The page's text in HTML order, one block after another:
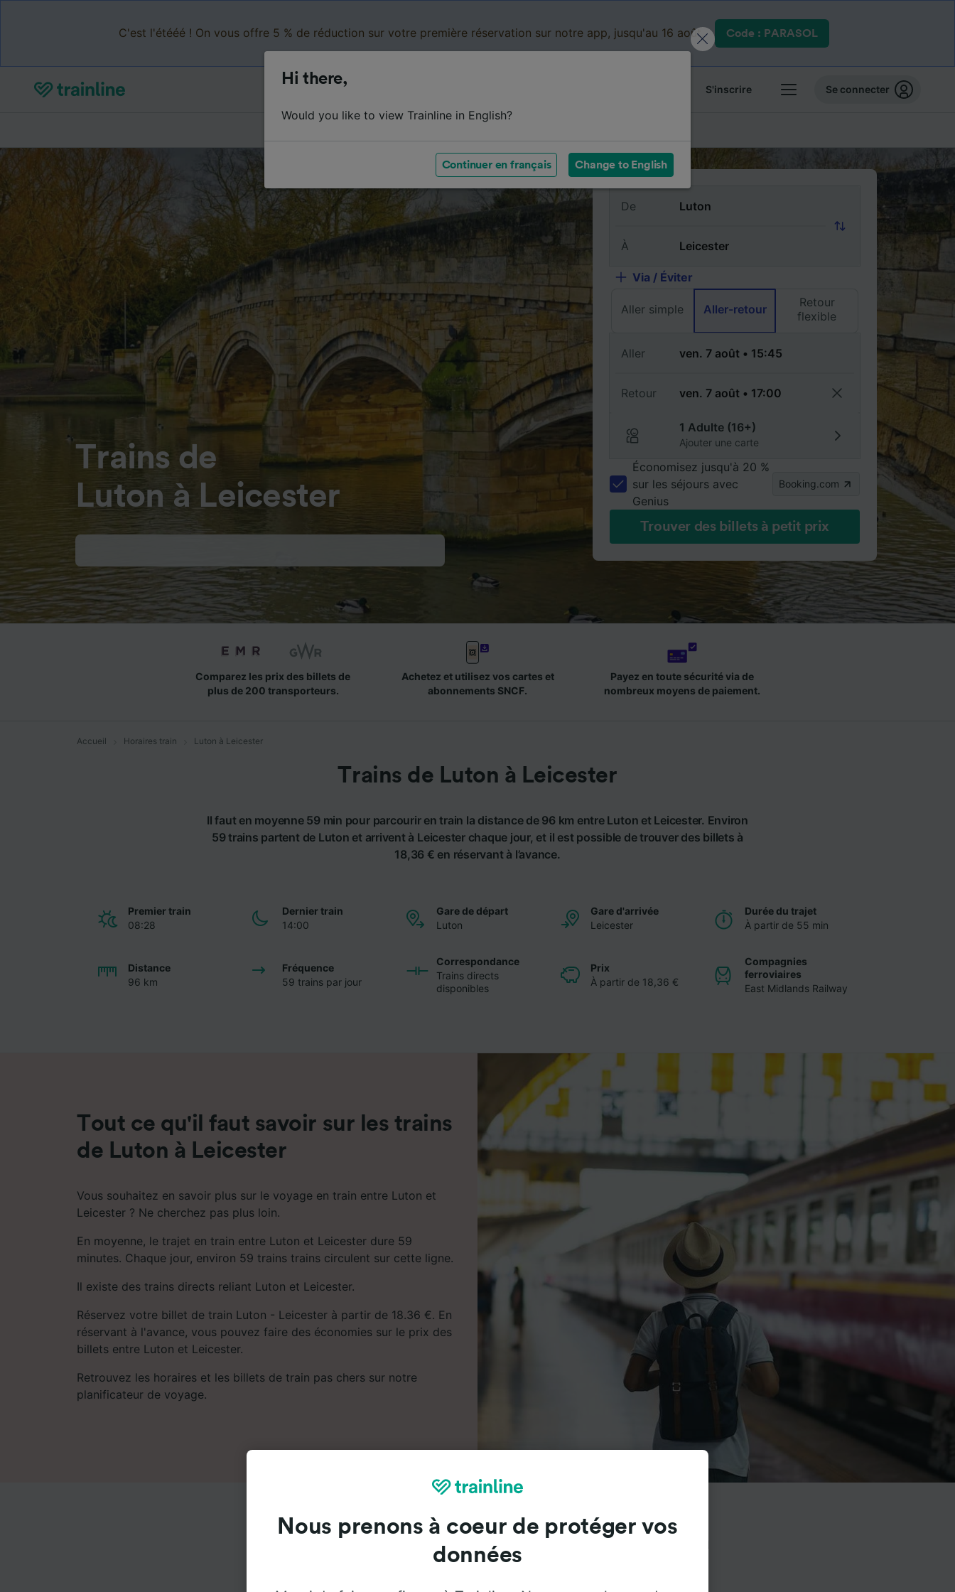
C'est l'étééé ! On vous offre 5 % de réduction sur votre première réservation sur notre app, jusqu'au 16 août. Code : PARASOL
S'inscrire Se connecter
Trains de
Luton à Leicester
De
À
Via / Éviter
Aller simple Aller-retour
Retour
flexible
Aller
Retour
1 Adulte (16+)
Ajouter une carte
Économisez jusqu'à 20 %
sur les séjours avec
Genius
Booking.com
Trouver des billets à petit prix
Comparez les prix des billets de
plus de 200 transporteurs.
Achetez et utilisez vos cartes et
abonnements SNCF.
Payez en toute sécurité via de
nombreux moyens de paiement.
Accueil Horaires train Luton à Leicester
Trains de Luton à Leicester
Il faut en moyenne 59 min pour parcourir en train la distance de 96 km entre Luton et Leicester. Environ
59 trains partent de Luton et arrivent à Leicester chaque jour, et il est possible de trouver des billets à
18,36 € en réservant à l’avance.
Premier train
08:28
Dernier train
14:00
Gare de départ
Luton
Gare d'arrivée
Leicester
Durée du trajet
À partir de 55 min
Distance
96 km
Fréquence
59 trains par jour
Correspondance
Trains directs
disponibles
Prix
À partir de 18,36 €
Compagnies
ferroviaires
East Midlands Railway
Tout ce qu'il faut savoir sur les trains
de Luton à Leicester
Vous souhaitez en savoir plus sur le voyage en train entre Luton et
Leicester ? Ne cherchez pas plus loin.
En moyenne, le trajet en train entre Luton et Leicester dure 59
minutes. Chaque jour, environ 59 trains trains circulent sur cette ligne.
Il existe des trains directs reliant Luton et Leicester.
Réservez votre billet de train Luton - Leicester à partir de 18.36 €. En
réservant à l'avance, vous pouvez faire des économies sur le prix des
billets entre Luton et Leicester.
Retrouvez les horaires et les billets de train pas chers sur notre
planificateur de voyage.
FAQs à propos des trajets en train de Luton à
Leicester
Hi there,
Would you like to view Trainline in English?
Continuer en français Change to English
Nous prenons à coeur de protéger vos
données